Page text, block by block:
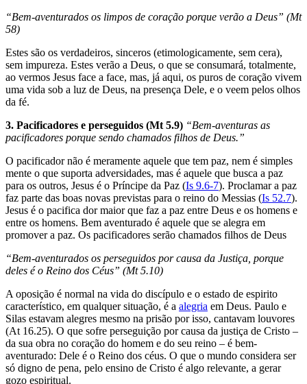
“Bem-aventurados os limpos de coração porque verão a Deus” (Mt
58)
Estes são os verdadeiros, sinceros (etimologicamente, sem cera),
sem impureza. Estes verão a Deus, o que se consumará, totalmente,
ao vermos Jesus face a face, mas, já aqui, os puros de coração vivem
uma vida sob a luz de Deus, na presença Dele, e o veem pelos olhos
da fé.
3. Pacificadores e perseguidos (Mt 5.9) “Bem-aventuras as
pacificadores porque sendo chamados filhos de Deus.”
O pacificador não é meramente aquele que tem paz, nem é simples
mente o que suporta adversidades, mas é aquele que busca a paz
para os outros, Jesus é o Príncipe da Paz (Is 9.6-7). Proclamar a paz
faz parte das boas novas previstas para o reino do Messias (Is 52.7).
Jesus é o pacifica dor maior que faz a paz entre Deus e os homens e
entre os homens. Bem aventurado é aquele que se alegra em
promover a paz. Os pacificadores serão chamados filhos de Deus
“Bem-aventurados os perseguidos por causa da Justiça, porque
deles é o Reino dos Céus” (Mt 5.10)
A oposição é normal na vida do discípulo e o estado de espirito
característico, em qualquer situação, é a alegria em Deus. Paulo e
Silas estavam alegres mesmo na prisão por isso, cantavam louvores
(At 16.25). O que sofre perseguição por causa da justiça de Cristo –
da sua obra no coração do homem e do seu reino – é bem-
aventurado: Dele é o Reino dos céus. O que o mundo considera ser
só digno de pena, pelo ensino de Cristo é algo relevante, a gerar
gozo espiritual.